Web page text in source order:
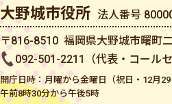
大野城市役所 法人番号
〒816-8510 福岡県大野城市曙町
092-501-2211（代表・コール
開庁日時：月曜から金曜日（祝日・12月
午前8時30分から午後5時